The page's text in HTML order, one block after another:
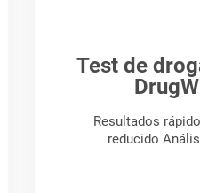
Test de
Resultados
reducido